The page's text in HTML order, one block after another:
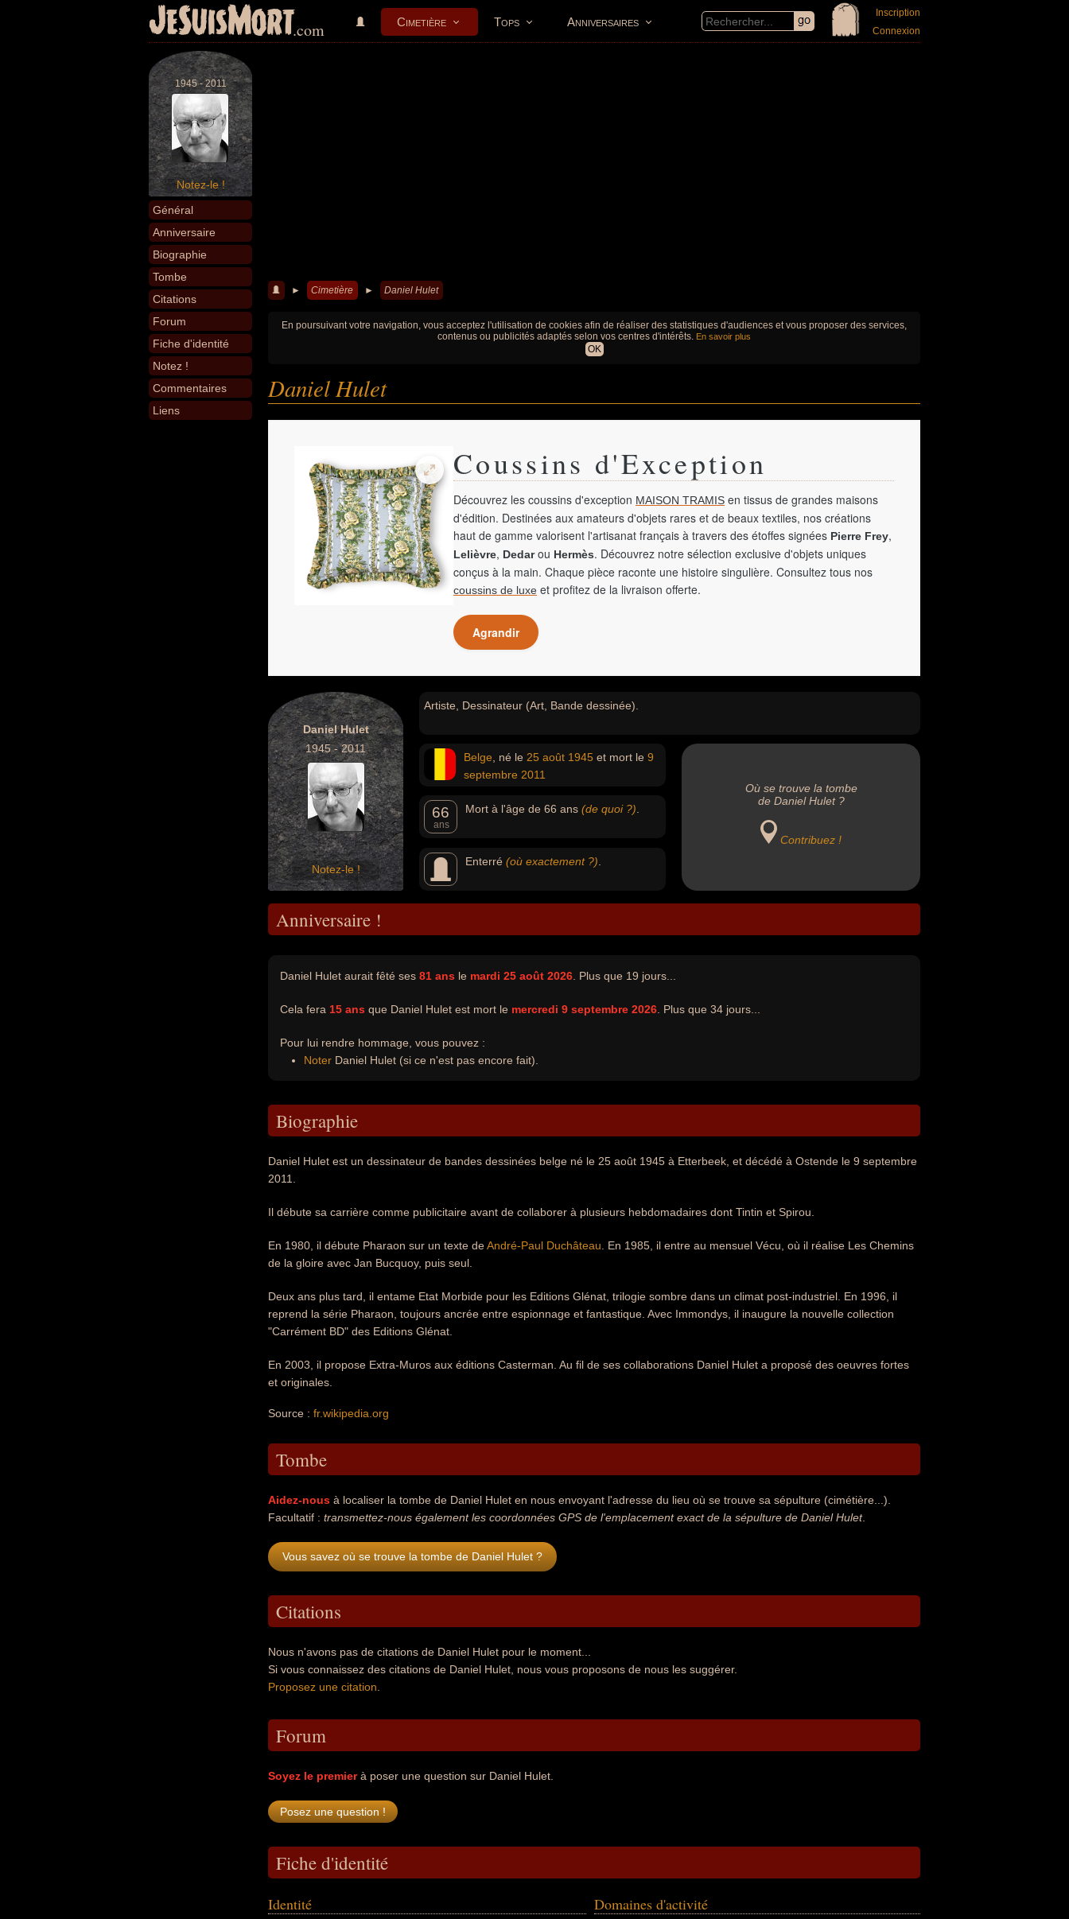
JeSuisMort.com Cimetière Tops Anniversaires
Inscription
Connexion
1945 - 2011
Notez-le !
Général
Anniversaire
Biographie
Tombe
Citations
Forum
Fiche d'identité
Notez !
Commentaires
Liens
► Cimetière ► Daniel Hulet
En poursuivant votre navigation, vous acceptez l'utilisation de cookies afin de réaliser des statistiques d'audiences et vous proposer des services,
contenus ou publicités adaptés selon vos centres d'intérêts. En savoir plus
OK
Daniel Hulet
Coussins d'Exception
Découvrez les coussins d'exception MAISON TRAMIS en tissus de grandes maisons
d'édition. Destinées aux amateurs d'objets rares et de beaux textiles, nos créations
haut de gamme valorisent l'artisanat français à travers des étoffes signées Pierre Frey,
Lelièvre, Dedarou Hermès. Découvrez notre sélection exclusive d'objets uniques
conçus à la main. Chaque pièce raconte une histoire singulière. Consultez tous nos
coussins de luxe et profitez de la livraison offerte.
Agrandir
Daniel Hulet
1945 - 2011
Notez-le !
Artiste, Dessinateur (Art, Bande dessinée).
Belge , né le 25 août 1945 et mort le 9
septembre 2011
66
ans
Mort à l'âge de 66 ans (de quoi ?)
Enterré (où exactement ?)
Où se trouve la tombe
de Daniel Hulet ?
Contribuez !
Anniversaire !
Daniel Hulet aurait fêté ses 81 ans le mardi 25 août 2026 . Plus que 19 jours...
Cela fera 15 ans que Daniel Hulet est mort le mercredi 9 septembre 2026 . Plus que 34 jours...
Pour lui rendre hommage, vous pouvez :
Noter Daniel Hulet (si ce n'est pas encore fait).
Biographie
Daniel Hulet est un dessinateur de bandes dessinées belge né le 25 août 1945 à Etterbeek, et décédé à Ostende le 9 septembre
2011.
Il débute sa carrière comme publicitaire avant de collaborer à plusieurs hebdomadaires dont Tintin et Spirou.
En 1980, il débute Pharaon sur un texte deAndré-Paul Duchâteau . En 1985, il entre au mensuel Vécu, où il réalise Les Chemins
de la gloire avec Jan Bucquoy, puis seul.
Deux ans plus tard, il entame Etat Morbide pour les Editions Glénat, trilogie sombre dans un climat post-industriel. En 1996, il
reprend la série Pharaon, toujours ancrée entre espionnage et fantastique. Avec Immondys, il inaugure la nouvelle collection
"Carrément BD" des Editions Glénat.
En 2003, il propose Extra-Muros aux éditions Casterman. Au fil de ses collaborations Daniel Hulet a proposé des oeuvres fortes
et originales.
Source : fr.wikipedia.org
Tombe
Aidez-nous à localiser la tombe de Daniel Hulet en nous envoyant l'adresse du lieu où se trouve sa sépulture (cimétière...).
Facultatif : transmettez-nous également les coordonnées GPS de l'emplacement exact de la sépulture de Daniel Hulet.
Vous savez où se trouve la tombe de Daniel Hulet ?
Citations
Nous n'avons pas de citations de Daniel Hulet pour le moment...
Si vous connaissez des citations de Daniel Hulet, nous vous proposons de nous les suggérer.
Proposez une citation
Forum
Soyez le premierà poser une question sur Daniel Hulet.
Fiche d'identité
Identité Domaines d'activité